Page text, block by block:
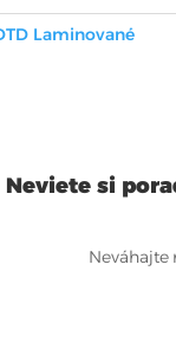
Laminované
Neviete si